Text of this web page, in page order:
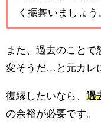
く振舞いましょう
また、過去のことで
変そうだ…と元カレ
復縁したいなら、 過
の余裕が必要です。